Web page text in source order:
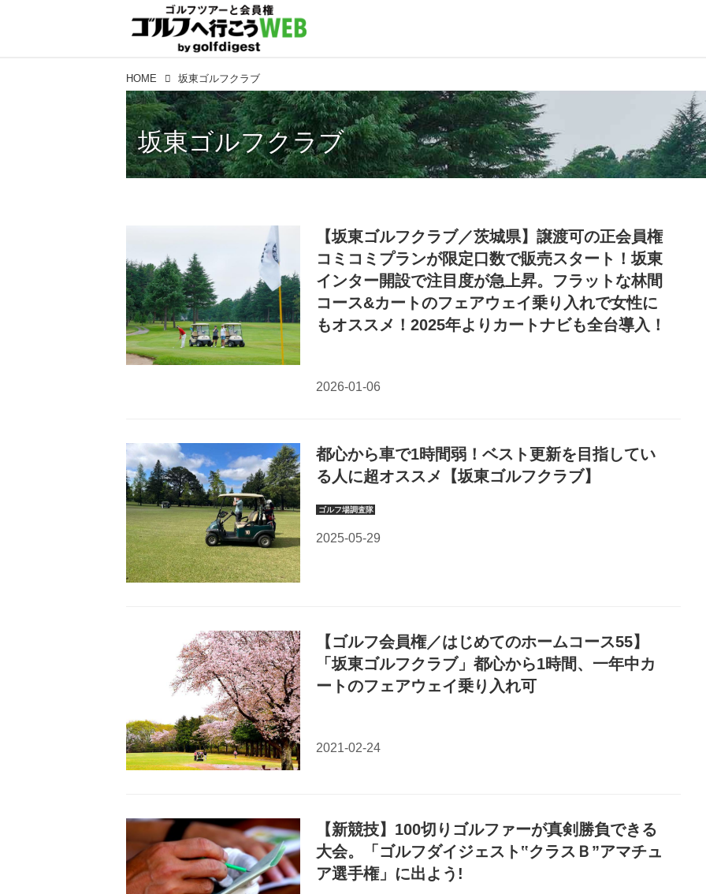
HOME 坂東ゴルフクラブ
坂東ゴルフクラブ
【坂東ゴルフクラブ／茨城県】譲渡可の正会員権
コミコミプランが限定口数で販売スタート！坂東
インター開設で注目度が急上昇。フラットな林間
コース&カートのフェアウェイ乗り入れで女性に
もオススメ！2025年よりカートナビも全台導入！
都心から車で1時間弱！ベスト更新を目指してい
る人に超オススメ【坂東ゴルフクラブ】
【ゴルフ会員権／はじめてのホームコース55】
「坂東ゴルフクラブ」都心から1時間、一年中カ
ートのフェアウェイ乗り入れ可
【新競技】100切りゴルファーが真剣勝負できる
大会。「ゴルフダイジェスト‟クラスＢ”アマチュ
ア選手権」に出よう!